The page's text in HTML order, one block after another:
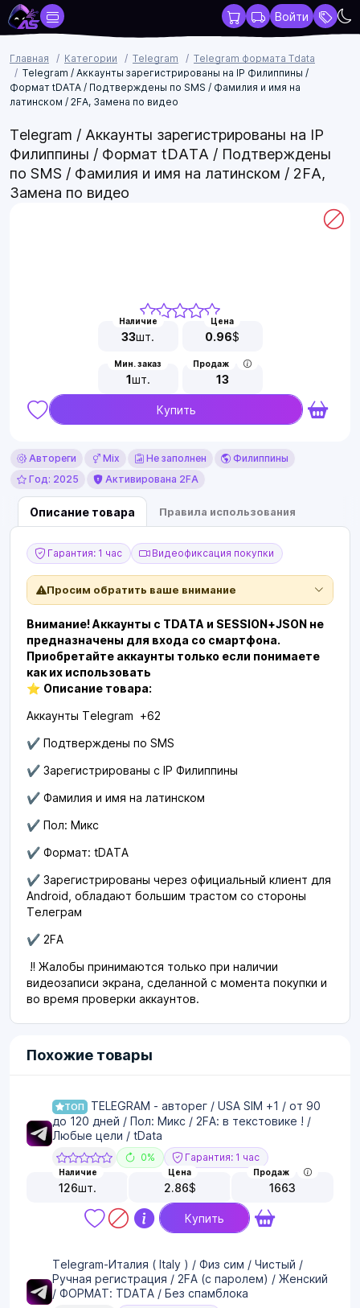
Войти
Главная Категории Telegram
Telegram формата Tdata
Telegram / Аккаунты зарегистрированы на IP Филиппины /
Формат tDATA / Подтверждены по SMS / Фамилия и имя на
латинском / 2FA, Замена по видео
Telegram / Аккаунты зарегистрированы на IP
Филиппины / Формат tDATA / Подтверждены
по SMS / Фамилия и имя на латинском / 2FA,
Замена по видео
Наличие
33шт.
Цена
0.96$
Мин. заказ
1шт.
Продаж
13
Купить
Автореги Mix Не заполнен
Филиппины
Год: 2025
Активирована 2FA
Описание товара Правила использования
Гарантия: 1 час Видеофиксация покупки
Просим обратить ваше внимание
Внимание! Аккаунты с TDATA и SESSION+JSON не
предназначены для входа со смартфона.
Приобретайте аккаунты только если понимаете
как их использовать
⭐ Описание товара:
Аккаунты Telegram +62
✔️ Подтверждены по SMS
✔️ Зарегистрированы с IP Филиппины
✔️ Фамилия и имя на латинском
✔️ Пол: Микс
✔️ Формат: tDATA
✔️ Зарегистрированы через официальный клиент для
Android, обладают большим трастом со стороны
Телеграм
✔️ 2FA
‼️ Жалобы принимаются только при наличии
видеозаписи экрана, сделанной с момента покупки и
во время проверки аккаунтов.
Похожие товары
ТОП
TELEGRAM - авторег / USA SIM +1 / от 90
до 120 дней / Пол: Микс / 2FA: в текстовике ! /
Любые цели / tData
0% Гарантия: 1 час
Наличие
126шт.
Цена
2.86$
Продаж
1663
Купить
Telegram-Италия ( Italy ) / Физ сим / Чистый /
Ручная регистрация / 2FA (с паролем) / Женский
/ ФОРМАТ: TDATA / Без спамблока